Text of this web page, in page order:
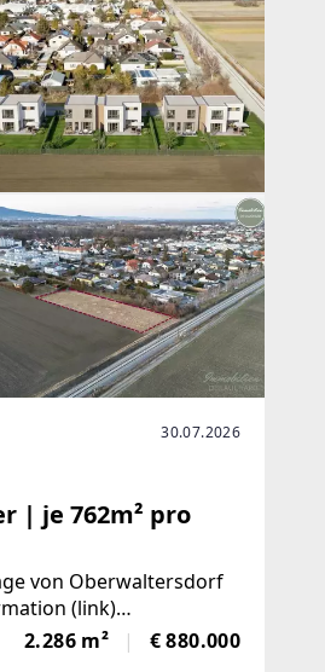
30.07.2026
| je 762m² pro
von Oberwaltersdorf
(link)
2.286 m² € 880.000